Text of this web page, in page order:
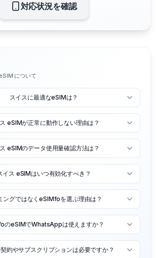
対応状況を確認
について
スイスに最適なeSIMは？
eSIMが正常に動作しない理由は？
eSIMのデータ使用量確認方法は？
イス eSIMはいつ有効化すべき？
ングではなくeSIMfoを選ぶ理由は？
のeSIMでWhatsAppは使えますか？
約やサブスクリプションは必要ですか？